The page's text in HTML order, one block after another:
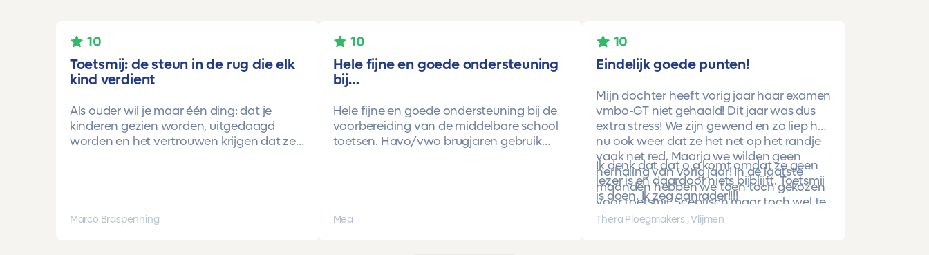
10
Toetsmij: de steun in de rug die elk
kind verdient
Als ouder wil je maar één ding: dat je
kinderen gezien worden, uitgedaagd
worden en het vertrouwen krijgen dat ze
Onze oudste dochter begon ooit op
Marco Braspenning
10
Hele fijne en goede ondersteuning
bij…
Hele fijne en goede ondersteuning bij de
voorbereiding van de middelbare school
toetsen. Havo/vwo brugjaren gebruik
opgebouwd. Goede snelle communicatie
Mea
10
Eindelijk goede punten!
Mijn dochter heeft vorig jaar haar examen
vmbo-GT niet gehaald! Dit jaar was dus
extra stress! We zijn gewend en zo liep het
nu ook weer dat ze het net op het randje
vaak net red. Maarja we wilden geen
herhaling van vorig jaar! In de laatste
maanden hebben we toen toch gekozen
voor toetsmij. Sceptisch maar toch wel te
proberen. En nu is ze gewoon geslaagd
Ik denk dat dat o.a komt omdat ze geen
lezer is en daardoor niets bijblijft. Toetsmij
is doen. Ik zeg aanrader!!!!
Thera Ploegmakers , Vlijmen